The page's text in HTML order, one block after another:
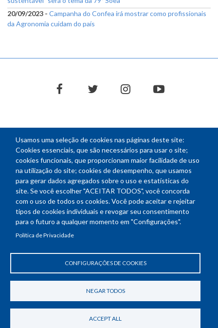
Usamos uma seleção de cookies nas páginas deste site:
Cookies essenciais, que são necessários para usar o site;
cookies funcionais, que proporcionam maior facilidade de uso
na utilização do site; cookies de desempenho, que usamos
para gerar dados agregados sobre o uso e estatísticas do
site. Se você escolher "ACEITAR TODOS", você concorda
com o uso de todos os cookies. Você pode aceitar e rejeitar
tipos de cookies individuais e revogar seu consentimento
para o futuro a qualquer momento em "Configurações".
Política de Privacidade
CONFIGURAÇÕES DE COOKIES
NEGAR TODOS
ACCEPT ALL
20/09/2023 - Campanha do Confea irá mostrar como profissionais
da Agronomia cuidam do país
facebooktwitter instagramyoutube
NEWSLETTER
Endereço: SEPN 508, Bloco A
70740-541 - Brasília-DF
Horário de funcionamento: das 8h30 às 18h30
Política de Privacidade
Revogar consentimento de cookies